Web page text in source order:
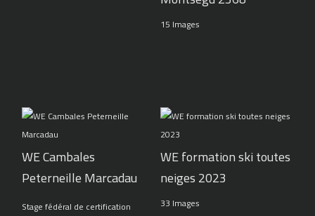
15 Images
WE Cambales
Peterneille Marcadau
Stage fédéral de certification
WE formation ski toutes
neiges 2023
33 Images